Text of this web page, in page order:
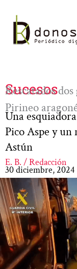
contenido
Sucesos
Rescatados
Pirineo
Una
Pico Aspe y un
Astún
E. B. / Redacción
30 diciembre, 2024